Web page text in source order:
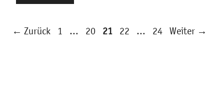
← Zurück Seite
1 … Seite
20 Seite
21 Seite
22 … Seite
24 Weiter →